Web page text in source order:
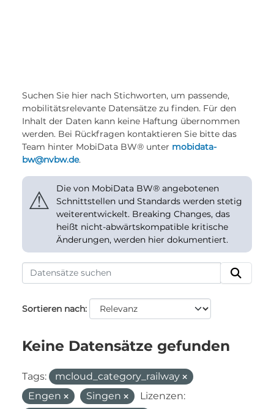
Suchen Sie hier nach Stichworten, um passende,
mobilitätsrelevante Datensätze zu finden. Für den
Inhalt der Daten kann keine Haftung übernommen
werden. Bei Rückfragen kontaktieren Sie bitte das
Team hinter MobiData BW® unter mobidata-
bw@nvbw.de.
⚠
Die von MobiData BW® angebotenen
Schnittstellen und Standards werden stetig
weiterentwickelt. Breaking Changes, das
heißt nicht-abwärtskompatible kritische
Änderungen, werden hier dokumentiert.
Sortieren nach
Keine Datensätze gefunden
Tags:
mcloud_category_railway
Engen
Singen
Lizenzen: